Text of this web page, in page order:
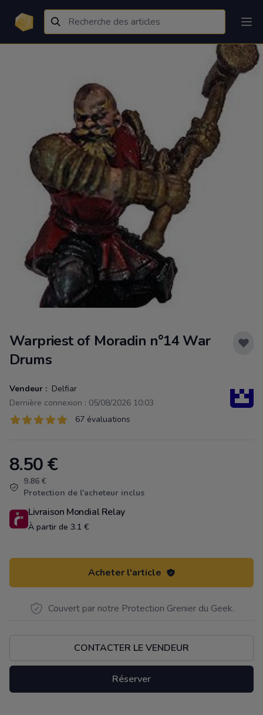
Warpriest of Moradin n°14 War
Drums
Vendeur : Delfiar
Dernière connexion : 05/08/2026 10:03
Évaluations
67 sur 5 étoiles 67 évaluations
Product information
8.50€
9.86 €
Protection de l'acheteur inclus
Livraison Mondial Relay
À partir de 3.1 €
Acheter l'article
Couvert par notre Protection Grenier du Geek.
CONTACTER LE VENDEUR
Réserver